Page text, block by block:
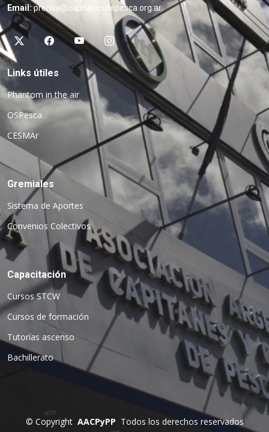
Email: prensa@capitanesdepesca.org.ar
Links útiles
Phantom in the air
OSPesca
CESMAr
Gremiales
Sistema de Aportes
Convenios Colectivos
Capacitación
Cursos STCW
Cursos de formación
Tutorías ascenso
Bachillerato
© Copyright AACPyPP Todos los derechos reservados